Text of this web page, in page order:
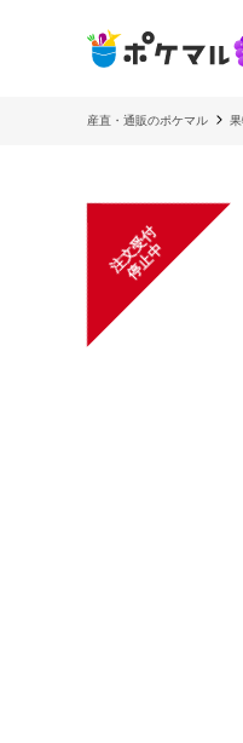
産直・通販のポケマル
注
文
受
付
停
止
中